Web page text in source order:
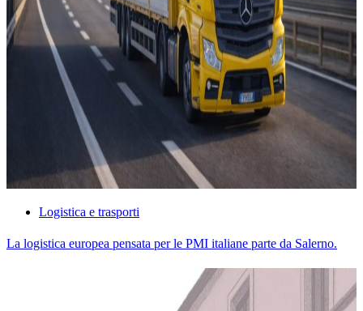
Logistica e trasporti
La logistica europea pensata per le PMI italiane parte da Salerno.